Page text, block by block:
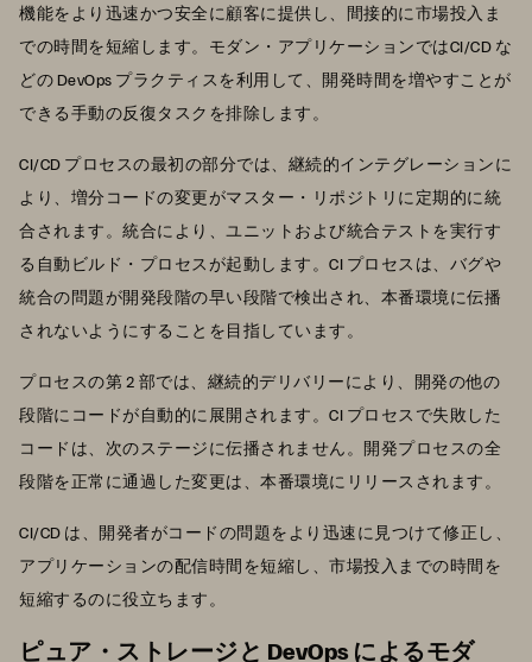
機能をより迅速かつ安全に顧客に提供し、間接的に市場投入ま
での時間を短縮します。モダン・アプリケーションではCI/CD な
どの DevOps プラクティスを利用して、開発時間を増やすことが
できる手動の反復タスクを排除します。
CI/CD プロセスの最初の部分では、継続的インテグレーションに
より、増分コードの変更がマスター・リポジトリに定期的に統
合されます。統合により、ユニットおよび統合テストを実行す
る自動ビルド・プロセスが起動します。CI プロセスは、バグや
統合の問題が開発段階の早い段階で検出され、本番環境に伝播
されないようにすることを目指しています。
プロセスの第 2 部では、継続的デリバリーにより、開発の他の
段階にコードが自動的に展開されます。CI プロセスで失敗した
コードは、次のステージに伝播されません。開発プロセスの全
段階を正常に通過した変更は、本番環境にリリースされます。
CI/CD は、開発者がコードの問題をより迅速に見つけて修正し、
アプリケーションの配信時間を短縮し、市場投入までの時間を
短縮するのに役立ちます。
ピュア・ストレージと DevOps によるモダ